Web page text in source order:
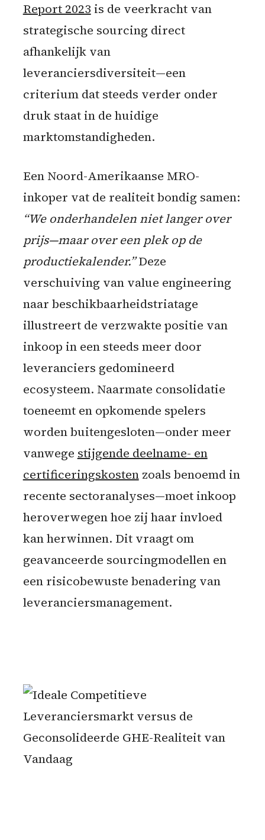
Report 2023 is de veerkracht van
strategische sourcing direct
afhankelijk van
leveranciersdiversiteit—een
criterium dat steeds verder onder
druk staat in de huidige
marktomstandigheden.
Een Noord-Amerikaanse MRO-
inkoper vat de realiteit bondig samen:
“We onderhandelen niet langer over
prijs—maar over een plek op de
productiekalender.”Deze
verschuiving van value engineering
naar beschikbaarheidstriatage
illustreert de verzwakte positie van
inkoop in een steeds meer door
leveranciers gedomineerd
ecosysteem. Naarmate consolidatie
toeneemt en opkomende spelers
worden buitengesloten—onder meer
vanwege stijgende deelname- en
certificeringskostenzoals benoemd in
recente sectoranalyses—moet inkoop
heroverwegen hoe zij haar invloed
kan herwinnen. Dit vraagt om
geavanceerde sourcingmodellen en
een risicobewuste benadering van
leveranciersmanagement.